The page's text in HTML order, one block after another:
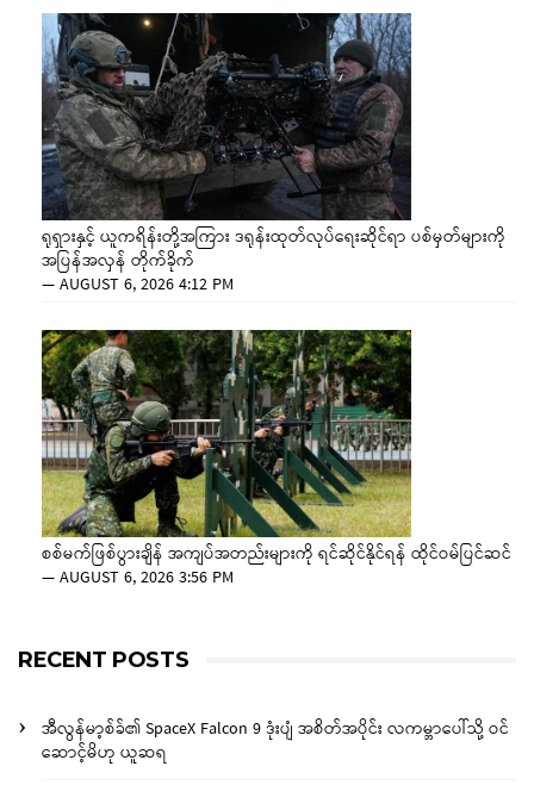
ရုရှားနှင့် ယူကရိန်းတို့အကြား ဒရုန်းထုတ်လုပ်ရေးဆိုင်ရာ ပစ်မှတ်များကို
အပြန်အလှန် တိုက်ခိုက်
—AUGUST 6, 2026 4:12 PM
စစ်မက်ဖြစ်ပွားချိန် အကျပ်အတည်းများကို ရင်ဆိုင်နိုင်ရန် ထိုင်ဝမ်ပြင်ဆင်
—AUGUST 6, 2026 3:56 PM
RECENT POSTS
အီလွန်မာ့စ်ခ်၏ SpaceX Falcon 9 ဒုံးပျံ အစိတ်အပိုင်း လကမ္ဘာပေါ်သို့ ဝင်
ဆောင့်မိဟု ယူဆရ